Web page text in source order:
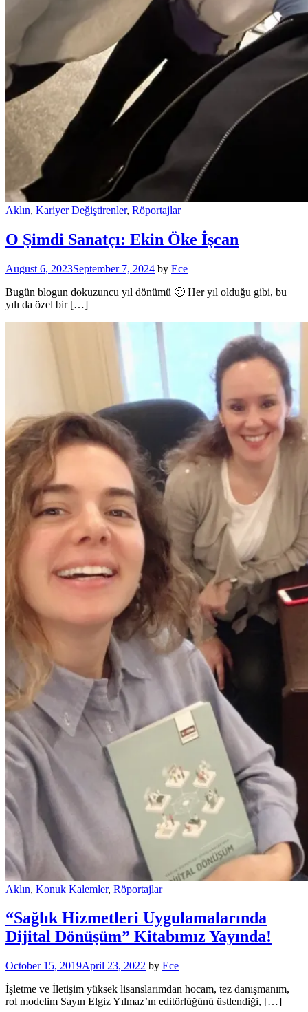
Aklın, Kariyer Değiştirenler, Röportajlar
O Şimdi Sanatçı: Ekin Öke İşcan
August 6, 2023September 7, 2024 by Ece
Bugün blogun dokuzuncu yıl dönümü 🙂 Her yıl olduğu gibi, bu
yılı da özel bir […]
Aklın, Konuk Kalemler, Röportajlar
“Sağlık Hizmetleri Uygulamalarında
Dijital Dönüşüm” Kitabımız Yayında!
October 15, 2019April 23, 2022 by Ece
İşletme ve İletişim yüksek lisanslarımdan hocam, tez danışmanım,
rol modelim Sayın Elgiz Yılmaz’ın editörlüğünü üstlendiği, […]